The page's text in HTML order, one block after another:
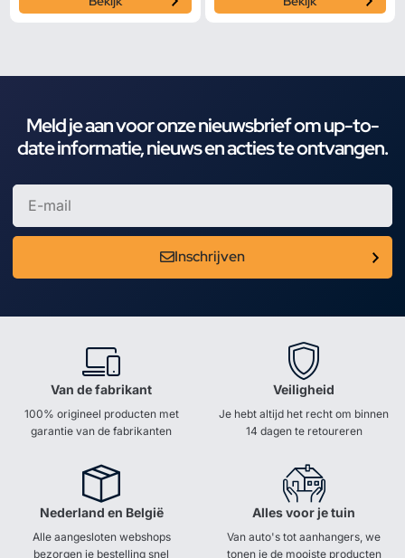
Meld je aan voor onze nieuwsbrief om up-to-
date informatie, nieuws en acties te ontvangen.
Inschrijven
Van de fabrikant
100% origineel producten met
garantie van de fabrikanten
Veiligheid
Je hebt altijd het recht om binnen
14 dagen te retoureren
Nederland en België
Alle aangesloten webshops
bezorgen je bestelling snel
Alles voor je tuin
Van auto's tot aanhangers, we
tonen je de mooiste producten